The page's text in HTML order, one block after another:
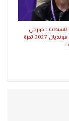
للسيدات : خورخي
فيلدا.. التأهل إلى مونديال 2027 ثمرة